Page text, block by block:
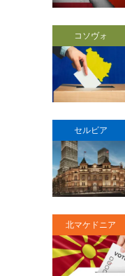
コソヴォ
セルビア
北マケドニア